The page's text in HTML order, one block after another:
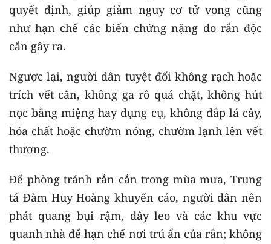
quyết định, giúp giảm nguy cơ tử vong cũng
như hạn chế các biến chứng nặng do rắn độc
cắn gây ra.
Ngược lại, người dân tuyệt đối không rạch hoặc
trích vết cắn, không ga rô quá chặt, không hút
nọc bằng miệng hay dụng cụ, không đắp lá cây,
hóa chất hoặc chườm nóng, chườm lạnh lên vết
thương.
Để phòng tránh rắn cắn trong mùa mưa, Trung
tá Đàm Huy Hoàng khuyến cáo, người dân nên
phát quang bụi rậm, dây leo và các khu vực
quanh nhà để hạn chế nơi trú ẩn của rắn; không